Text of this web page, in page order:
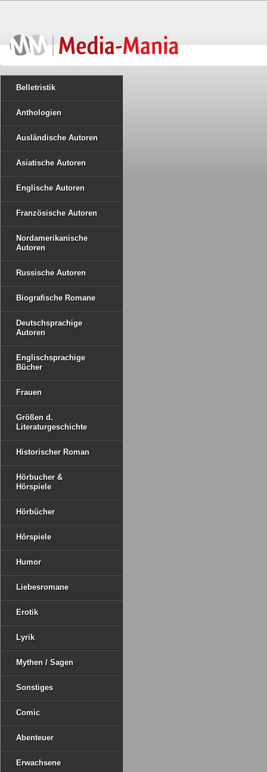
Belletristik
Anthologien
Ausländische Autoren
Asiatische Autoren
Englische Autoren
Französische Autoren
Nordamerikanische
Autoren
Russische Autoren
Biografische Romane
Deutschsprachige
Autoren
Englischsprachige
Bücher
Frauen
Größen d.
Literaturgeschichte
Historischer Roman
Hörbucher &
Hörspiele
Hörbücher
Hörspiele
Humor
Liebesromane
Erotik
Lyrik
Mythen / Sagen
Sonstiges
Comic
Abenteuer
Erwachsene